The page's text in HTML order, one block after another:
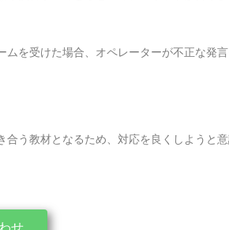
を受けた場合、オペレーターが不正な発
う教材となるため、対応を良くしようと